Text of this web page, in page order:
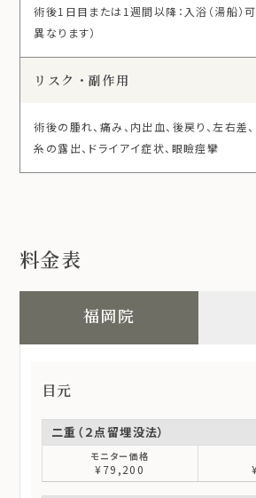
術後1日目または1週間以降：入浴（湯船）
異なります）
リスク・副作用
術後の腫れ、痛み、内出血、後戻り、左右差、
糸の露出、ドライアイ症状、眼瞼痙攣
料金表
福岡院
目元
二重（２点留埋没法）
¥79,200